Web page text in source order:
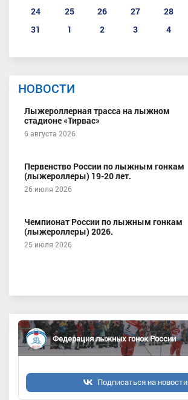
24
25 26 27 28
31
1 2 3 4
НОВОСТИ
Лыжероллерная трасса на лыжном
стадионе «Тирвас»
6 августа 2026
Первенство России по лыжным гонкам
(лыжероллеры) 19-20 лет.
26 июля 2026
Чемпионат России по лыжным гонкам
(лыжероллеры) 2026.
25 июля 2026
Федерация лыжных гонок России
Подписаться на новости